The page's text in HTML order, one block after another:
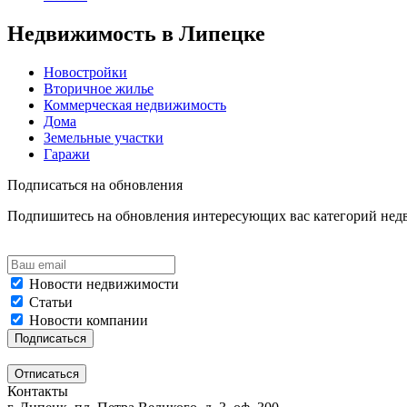
Недвижимость в Липецке
Новостройки
Вторичное жилье
Коммерческая недвижимость
Дома
Земельные участки
Гаражи
Подписаться на обновления
Подпишитесь на обновления интересующих вас категорий
Новости недвижимости
Статьи
Новости компании
Контакты